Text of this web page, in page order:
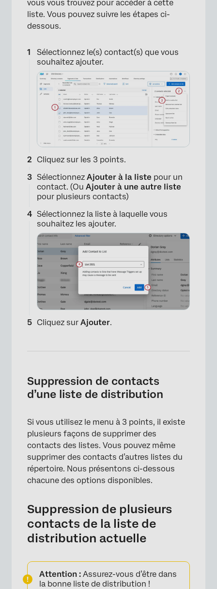
×
vous vous trouvez pour accéder à cette
liste. Vous pouvez suivre les étapes ci-
dessous.
Sélectionnez le(s) contact(s) que vous
souhaitez ajouter.
×
Cliquez sur les 3 points.
Sélectionnez Ajouter à la liste pour un
contact. (Ou Ajouter à une autre liste
pour plusieurs contacts)
Sélectionnez la liste à laquelle vous
souhaitez les ajouter.
Cliquez sur Ajouter.
Suppression de contacts
d’une liste de distribution
Si vous utilisez le menu à 3 points, il existe
plusieurs façons de supprimer des
contacts des listes. Vous pouvez même
supprimer des contacts d’autres listes du
répertoire. Nous présentons ci-dessous
chacune des options disponibles.
Suppression de plusieurs
contacts de la liste de
distribution actuelle
Attention : Assurez-vous d’être dans
la bonne liste de distribution !